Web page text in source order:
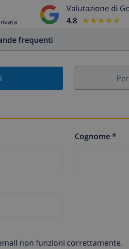
Valutazione di
4.8 ★★★★★
★★★★★
frequenti
Cognome *
non funzioni correttamente.